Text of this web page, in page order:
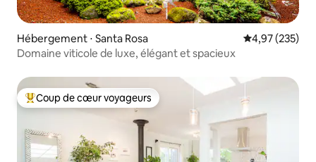
Hébergement ⋅ Santa Rosa Évaluation
4,97 (235)
Domaine viticole de luxe, élégant et spacieux
Coups de cœur voyageurs les plus appréciés
Coup de cœur voyageurs